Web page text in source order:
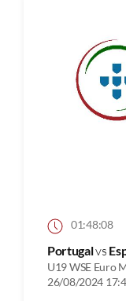
01:48:08
Portugalvs
U19 WSE Euro
26/08/2024